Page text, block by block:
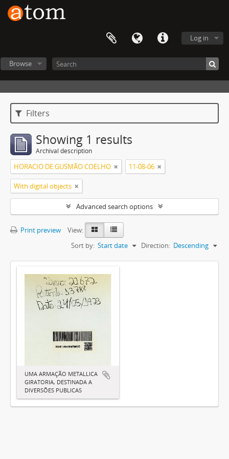
Log in
Browse
Filters
Showing 1 results
Archival description
HORACIO DE GUSMÃO COELHO 11-08-06
With digital objects
Advanced search options
Print preview
View:
Sort by: Start date Direction: Descending
UMA ARMAÇÃO METALLICA
GIRATORIA, DESTINADA A
DIVERSÕES PUBLICAS